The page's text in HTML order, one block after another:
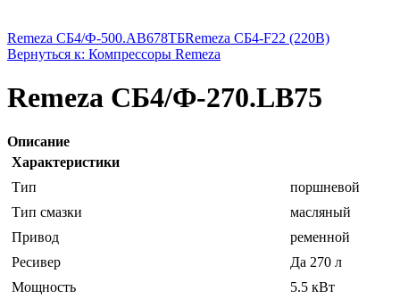
Remeza СБ4/Ф-500.AB678ТБRemeza СБ4-F22 (220В)
Вернуться к: Компрессоры Remeza
Remeza СБ4/Ф-270.LB75
Описание
Характеристики
Тип
поршневой
Тип смазки
масляный
Привод
ременной
Ресивер
Да 270 л
Мощность
5.5 кВт